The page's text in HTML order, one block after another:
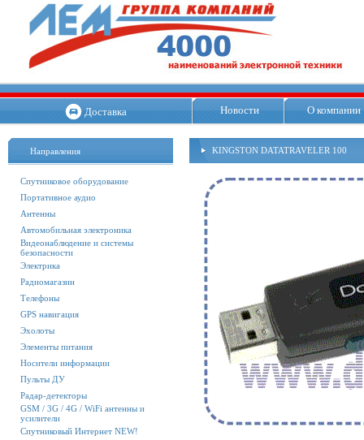
Доставка Новости О компании
Направления
Спутниковое оборудование
Портативное аудио
Антенны
Автомобильная электроника
Видеонаблюдение и системы
безопасности
Электрика
Радиомагазин
Телефоны
GPS навигация
Эхолоты
Элементы питания
Носители информации
Пульты ДУ
Радар-детекторы
GSM / 3G / 4G / WiFi антенны и
усилители
Спутниковый Интернет NEW!
KINGSTON DATATRAVELER 100